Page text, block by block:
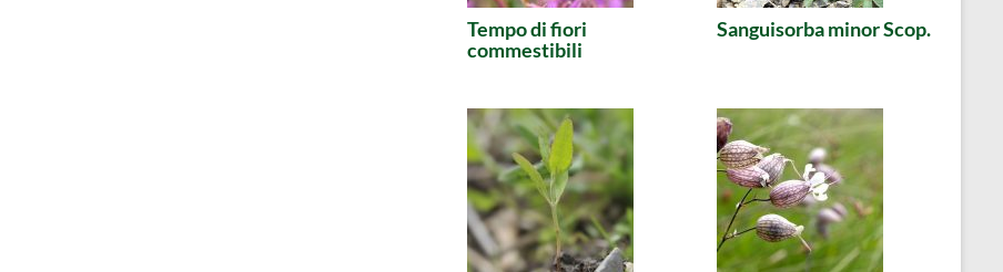
Tempo di fiori
commestibili
Sanguisorba minor Scop.